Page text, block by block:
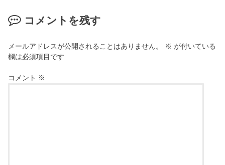
コメントを残す
メールアドレスが公開されることはありません。 ※ が付いている
欄は必須項目です
コメント ※